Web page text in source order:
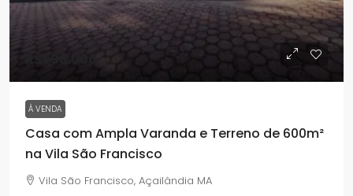
À VENDA
Casa com Ampla Varanda e Terreno de 600m²
na Vila São Francisco
Vila São Francisco, Açailândia MA